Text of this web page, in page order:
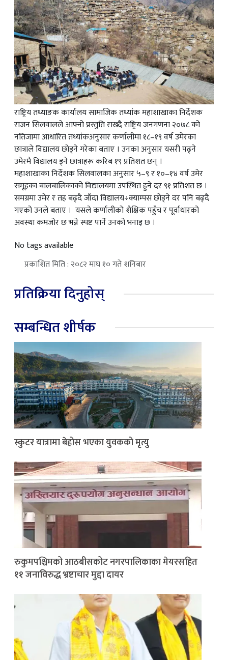
राष्ट्रिय तथ्याङक कार्यालय सामाजिक तथ्यांक महाशाखाका निर्देशक
राजन सिलवालले आफ्नो प्रस्तुति राख्दै राष्ट्रिय जनगणना २०७८ को
नतिजामा आधारित तथ्यांकअनुसार कर्णालीमा १८–१९ वर्ष उमेरका
छात्राले विद्यालय छोड्ने गरेका बताए । उनका अनुसार यसरी पढ्ने
उमेरमै विद्यालय ड्ने छात्राहरू करिब १९ प्रतिशत छन् ।
महाशाखाका निर्देशक सिलवालका अनुसार ५–९ र १०–१४ वर्ष उमेर
समूहका बालबालिकाको विद्यालयमा उपस्थित हुने दर ९१ प्रतिशत छ ।
समग्रमा उमेर र तह बढ्दै जाँदा विद्यालय÷क्याम्पस छोड्ने दर पनि बढ्दै
गएको उनले बताए । यसले कर्णालीको शैक्षिक पहुँच र पूर्वाधारको
अवस्था कमजोर छ भन्ने स्पष्ट पार्ने उनको भनाइ छ ।
No tags available
प्रकाशित मिति : २०८२ माघ १० गते शनिबार
प्रतिक्रिया दिनुहोस्
सम्बन्धित शीर्षक
स्कुटर यात्रामा बेहोस भएका युवकको मृत्यु
रुकुमपश्चिमको आठबीसकोट नगरपालिकाका मेयरसहित
११ जनाविरुद्ध भ्रष्टाचार मुद्दा दायर